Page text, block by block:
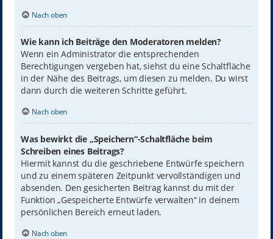
Nach oben
Wie kann ich Beiträge den Moderatoren melden?
Wenn ein Administrator die entsprechenden
Berechtigungen vergeben hat, siehst du eine Schaltfläche
in der Nähe des Beitrags, um diesen zu melden. Du wirst
dann durch die weiteren Schritte geführt.
Nach oben
Was bewirkt die „Speichern“-Schaltfläche beim
Schreiben eines Beitrags?
Hiermit kannst du die geschriebene Entwürfe speichern
und zu einem späteren Zeitpunkt vervollständigen und
absenden. Den gesicherten Beitrag kannst du mit der
Funktion „Gespeicherte Entwürfe verwalten“ in deinem
persönlichen Bereich erneut laden.
Nach oben